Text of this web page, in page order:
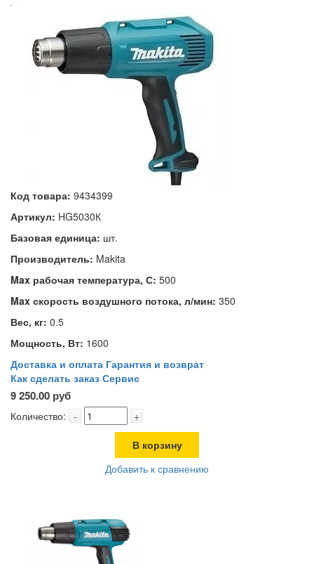
Код товара: 9434399
Артикул: HG5030К
Базовая единица: шт.
Производитель: Makita
Max рабочая температура, С: 500
Max скорость воздушного потока, л/мин: 350
Вес, кг: 0.5
Мощность, Вт: 1600
Доставка и оплата Гарантия и возврат
Как сделать заказ Сервис
9 250.00 руб
Количество: - +
В корзину
Добавить к сравнению